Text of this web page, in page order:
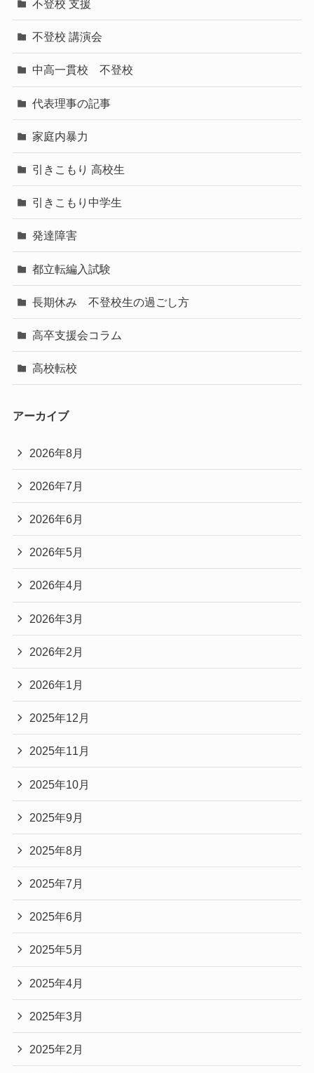
不登校 支援
不登校 講演会
中高一貫校 不登校
代表理事の記事
家庭内暴力
引きこもり 高校生
引きこもり中学生
発達障害
都立転編入試験
長期休み 不登校生の過ごし方
高卒支援会コラム
高校転校
アーカイブ
2026年8月
2026年7月
2026年6月
2026年5月
2026年4月
2026年3月
2026年2月
2026年1月
2025年12月
2025年11月
2025年10月
2025年9月
2025年8月
2025年7月
2025年6月
2025年5月
2025年4月
2025年3月
2025年2月